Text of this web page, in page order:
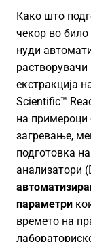
Како што
чекор во било
нуди
растворувачи
екстракција
Scientific™
на
загревање,
подготовка
анализатори
параметри
времето на